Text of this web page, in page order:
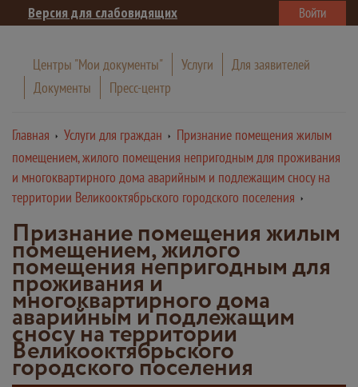
Версия для слабовидящих Войти
Центры "Мои документы" Услуги
Для заявителей
Документы
Пресс-центр
Главная Услуги для граждан
Признание помещения жилым
помещением, жилого помещения непригодным для проживания
и многоквартирного дома аварийным и подлежащим сносу на
территории Великооктябрьского городского поселения
Признание помещения жилым
помещением, жилого
помещения непригодным для
проживания и
многоквартирного дома
аварийным и подлежащим
сносу на территории
Великооктябрьского
городского поселения